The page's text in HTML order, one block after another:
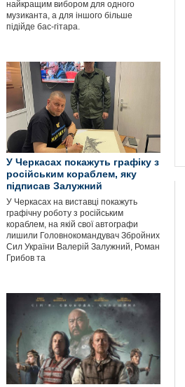
найкращим вибором для одного
музиканта, а для іншого більше
підійде бас-гітара.
У Черкасах покажуть графіку з
російським кораблем, яку
підписав Залужний
У Черкасах на виставці покажуть
графічну роботу з російським
кораблем, на якій свої автографи
лишили Головнокомандувач Збройних
Сил України Валерій Залужний, Роман
Грибов та